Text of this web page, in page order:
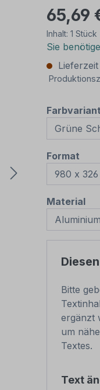
65,69
Inhalt: 1 Stück
Sie
Format
Material
Bitte
ergänzt
um
Textes.
Text